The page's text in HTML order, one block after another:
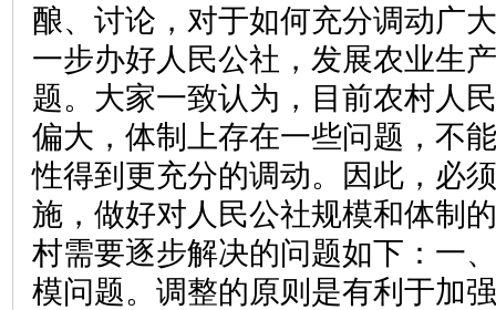
酿、讨论，对于如何充分调动广
一步办好人民公社，发展农业生
题。大家一致认为，目前农村人
偏大，体制上存在一些问题，不
性得到更充分的调动。因此，必
施，做好对人民公社规模和体制
村需要逐步解决的问题如下：一
模问题。调整的原则是有利于加